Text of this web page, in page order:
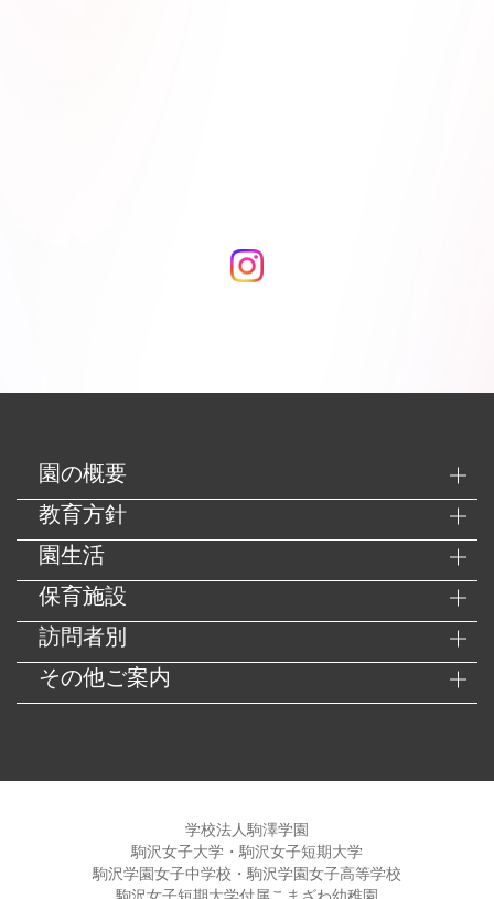
園の概要
教育方針
園生活
保育施設
訪問者別
その他ご案内
学校法人駒澤学園
駒沢女子大学・駒沢女子短期大学
駒沢学園女子中学校・駒沢学園女子高等学校